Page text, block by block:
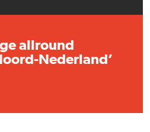
allround
Nederland’